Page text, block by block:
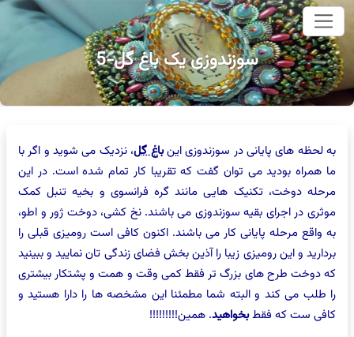
اصلی
سوزندوزی یک باغ گل-5
به لحظه های پایانی در سوزندوزی اینباغ گل، نزدیک می شوید و اگر با
ما همراه بودید می توان گفت که تقریبا کار تمام شده است. در این
مرحله دوخت، تکنیک هایی مانند گره فرانسوی و بخیه تنبل کمک
موثری در اجرای بقیه سوزندوزی می باشند. نخ کشی، دوخت ژور و اطو،
به واقع مرحله پایانی کار می باشند. اکنون کافی است رومیزی قبلی را
بردارید و این رومیزی زیبا را آذین بخش فضای زندگی تان نمایید و ببینید
که دوخت طرح های بزرگ تر فقط کمی وقت و همت و پشتکار بیشتری
را طلب می کند و البته شما مطمئنا این مشخصه ها را دارا هستید و
کافی ست که فقطبخواهید. همین!!!!!!!!!